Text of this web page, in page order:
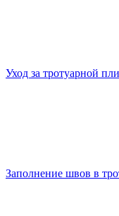
Уход за тротуарной
Заполнение швов в